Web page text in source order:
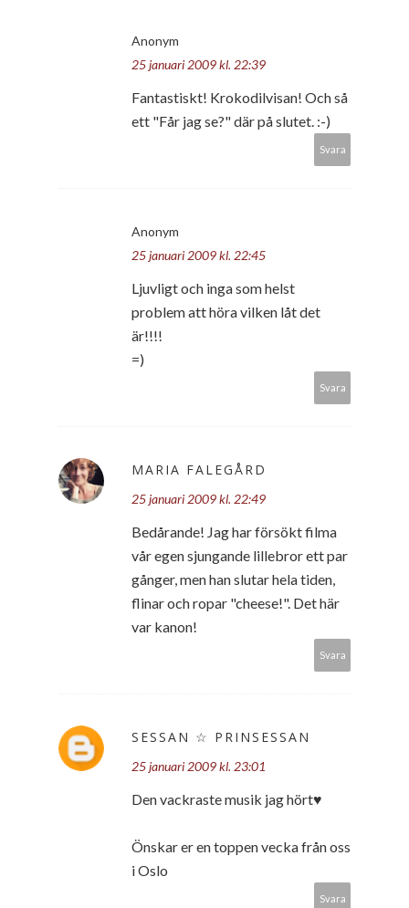
Anonym
25 januari 2009 kl. 22:39
Fantastiskt! Krokodilvisan! Och så
ett "Får jag se?" där på slutet. :-)
Svara
Anonym
25 januari 2009 kl. 22:45
Ljuvligt och inga som helst
problem att höra vilken låt det
är!!!!
=)
Svara
MARIA FALEGÅRD
25 januari 2009 kl. 22:49
Bedårande! Jag har försökt filma
vår egen sjungande lillebror ett par
gånger, men han slutar hela tiden,
flinar och ropar "cheese!". Det här
var kanon!
Svara
SESSAN ☆ PRINSESSAN
25 januari 2009 kl. 23:01
Den vackraste musik jag hört♥
Önskar er en toppen vecka från oss
i Oslo
Svara